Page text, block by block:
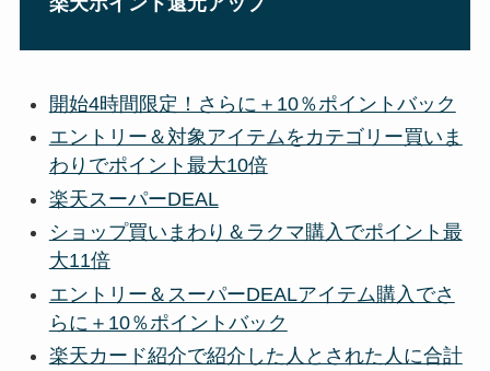
開始4時間限定！さらに＋10％ポイントバック
エントリー＆対象アイテムをカテゴリー買いま
わりでポイント最大10倍
楽天スーパーDEAL
ショップ買いまわり＆ラクマ購入でポイント最
大11倍
エントリー＆スーパーDEALアイテム購入でさ
らに＋10％ポイントバック
楽天カード紹介で紹介した人とされた人に合計